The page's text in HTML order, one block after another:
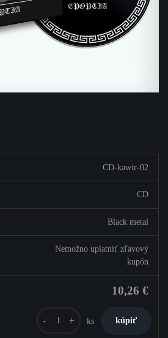
CD-kawir-02
CD
Black metal
Nemožno uplatniť zľavový
kupón
10,26 €
- + ks